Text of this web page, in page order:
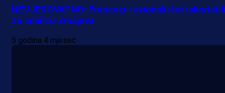
NEVJEROVATNO: Francuzi i avionski let
za analizu Zmajeva
5 godina 4 mjesec